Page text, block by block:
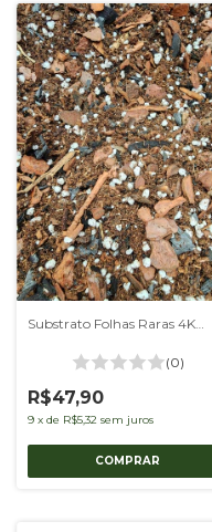
(0)
R$47,90
9 x de R$5,32 sem juros